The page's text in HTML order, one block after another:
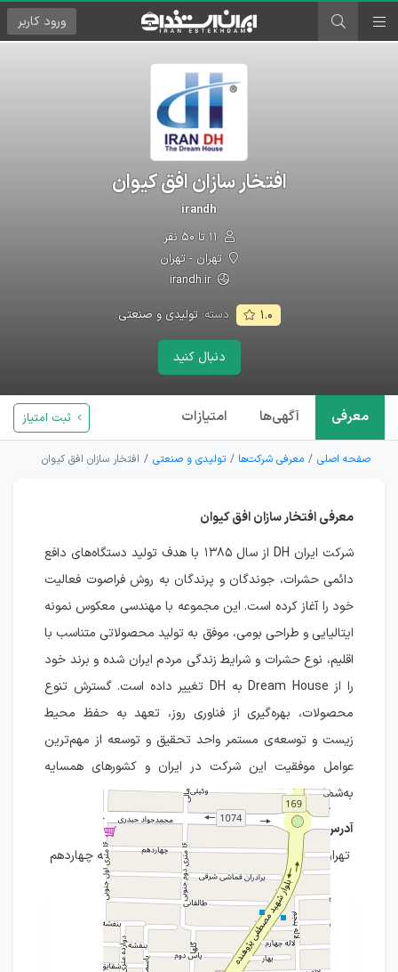
ورود کاربر
افتخار سازان افق کیوان
irandh
تهران - تهران
irandh.ir
۱.۰ دسته:تولیدی و صنعتی
دنبال کنید
معرفی آگهی‌ها امتیازات ثبت امتیاز
صفحه اصلی معرفی شرکت‌ها تولیدی و صنعتی افتخار سازان افق کیوان
معرفی افتخار سازان افق کیوان
شرکت ایران DH از سال ۱۳۸۵ با هدف تولید دستگاه‌های دافع
دائمی حشرات، جوندگان و پرندگان به روش فراصوت فعالیت
خود را آغاز کرده است. این مجموعه با مهندسی معکوس نمونه
ایتالیایی و طراحی بومی، موفق به تولید محصولاتی متناسب با
اقلیم، نوع حشرات و شرایط زندگی مردم ایران شده و برند خود
را از Dream House به DH تغییر داده است. گسترش تنوع
محصولات، بهره‌گیری از فناوری روز، تعهد به حفظ محیط
زیست و توسعه‌ی مستمر واحد تحقیق و توسعه از مهم‌ترین
عوامل موفقیت این شرکت در ایران و کشورهای همسایه
به‌شمار می‌روند.
آدرس افتخار سازان افق کیوان
تهران، جنت آباد جنوبی، کوچه (بیمه)، کوچه بنفشه چهاردهم